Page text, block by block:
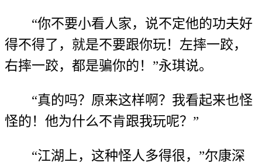
“你不要小看人家，说不定他的功夫好
得不得了，就是不要跟你玩！左摔一跤，
右摔一跤，都是骗你的！”永琪说。
“真的吗？原来这样啊？我看起来也怪
怪的！他为什么不肯跟我玩呢？”
“江湖上，这种怪人多得很，”尔康深